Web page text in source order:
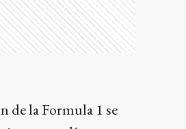
de la Formula 1 se